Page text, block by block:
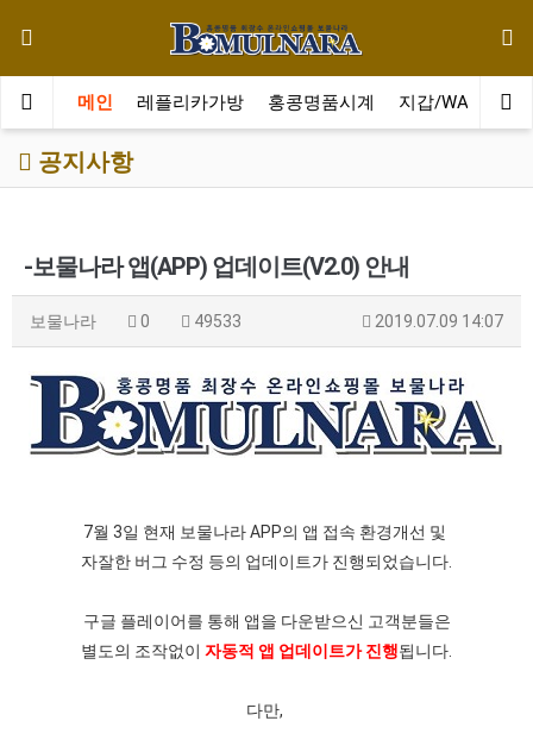
메인 레플리카가방 홍콩명품시계 지갑/WALLET
공지사항
-보물나라 앱(APP) 업데이트(V2.0) 안내
보물나라 0 49533 2019.07.09 14:07
7월 3일 현재 보물나라 APP의 앱 접속 환경개선 및
자잘한 버그 수정 등의 업데이트가 진행되었습니다.
구글 플레이어를 통해 앱을 다운받으신 고객분들은
별도의 조작없이 자동적 앱 업데이트가 진행됩니다.
다만,